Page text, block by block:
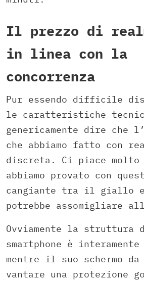
Il prezzo di
in linea con la
concorrenza
Pur essendo difficile
le caratteristiche
genericamente dire che
che abbiamo fatto con
discreta. Ci piace
abbiamo provato con
cangiante tra il giallo e
potrebbe assomigliare
Ovviamente la struttura
smartphone è
mentre il suo schermo da
vantare una protezione